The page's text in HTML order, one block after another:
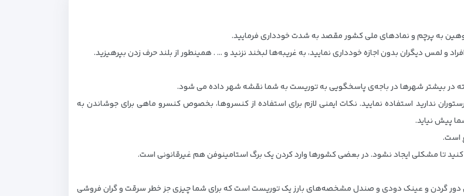
به پرچم و نمادهای ملی کشور مقصد به شدت خودداری فرمایید.
و لمس دیگران بدون اجازه خودداری نمایید، به غریبه‌ها لبخند نزنید و … . همینطور از بلند حرف زدن بپرهیزید.
در بیشتر شهرها در باجه‌ی پاسخگویی به توریست به شما نقشه شهر داده می شود.
ندارید استفاده نمایید. نکات ایمنی لازم برای استفاده از کنسروها، بخصوص کنسرو ماهی برای جوشاندن به
پیش نیاید.
است.
تا مشکلی ایجاد نشود. در بعضی کشورها وارد کردن یک برگ استامینوفن هم غیرقانونی است.
دور گردن و عینک دودی و صندل مشخصه‌های بارز یک توریست است که برای شما چیزی جز خطر سرقت و گران فروشی